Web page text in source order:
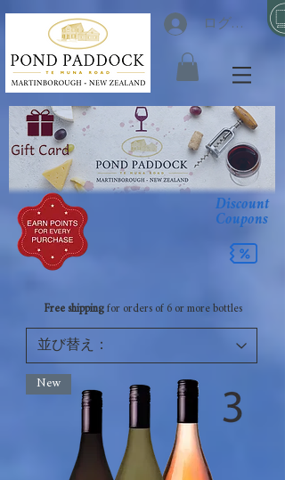
ログイン
Discount
Coupons
Free shippingfor orders of 6 or more bottles
New